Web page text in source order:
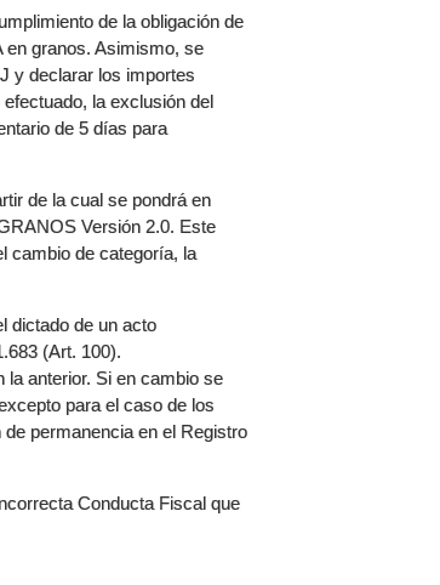
de la obligación de
en granos. Asimismo, se
y declarar los importes
la exclusión del
de 5 días para
de la cual se pondrá en
Versión 2.0. Este
cambio de categoría, la
dictado de un acto
(Art. 100).
la anterior. Si en cambio se
para el caso de los
permanencia en el Registro
Conducta Fiscal que